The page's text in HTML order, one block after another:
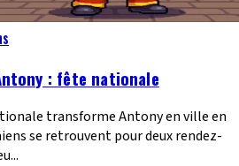
: fête nationale
transforme Antony en ville en
se retrouvent pour deux rendez-